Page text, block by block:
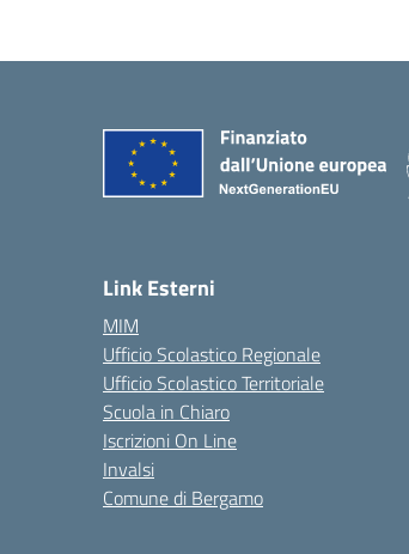
Link Esterni
MIM
Ufficio Scolastico Regionale
Ufficio Scolastico Territoriale
Scuola in Chiaro
Iscrizioni On Line
Invalsi
Comune di Bergamo